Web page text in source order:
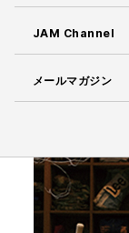
JAM Channel
メールマガジン